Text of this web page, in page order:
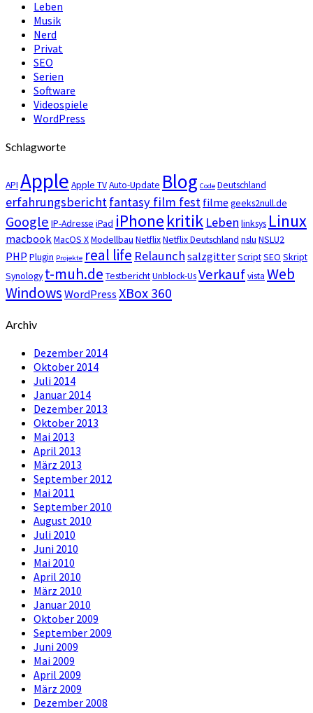
Leben
Musik
Nerd
Privat
SEO
Serien
Software
Videospiele
WordPress
Schlagworte
API Apple Apple TVAuto-Update Blog Code Deutschland
erfahrungsberichtfantasy film fest filme geeks2null.de
Google IP-Adresse iPad iPhonekritik Leben linksys Linux
macbookMacOS XModellbau NetflixNetflix Deutschland nslu NSLU2
PHP Plugin Projekte real life Relaunch salzgitterScriptSEO Skript
Synology t-muh.de TestberichtUnblock-UsVerkaufvista Web
Windows WordPress XBox 360
Archiv
Dezember 2014
Oktober 2014
Juli 2014
Januar 2014
Dezember 2013
Oktober 2013
Mai 2013
April 2013
März 2013
September 2012
Mai 2011
September 2010
August 2010
Juli 2010
Juni 2010
Mai 2010
April 2010
März 2010
Januar 2010
Oktober 2009
September 2009
Juni 2009
Mai 2009
April 2009
März 2009
Dezember 2008